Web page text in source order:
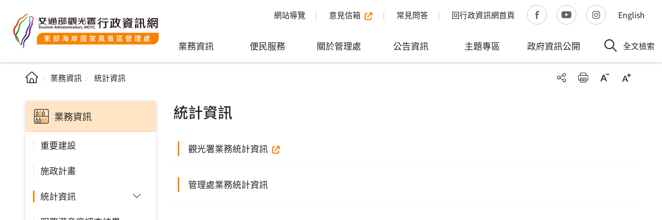
網站導覽 意見信箱 常見問答 回行政資訊網首頁 English
業務資訊 便民服務 關於管理處 公告資訊 主題專區 政府資訊公開 全文檢索
業務資訊 統計資訊
業務資訊
重要建設
施政計畫
統計資訊
統計資訊
觀光署業務統計資訊
管理處業務統計資訊